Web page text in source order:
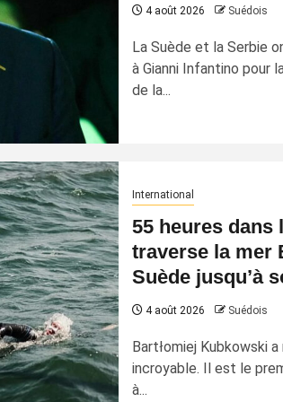
4 août 2026 Suédois
La Suède et la Serbie
à Gianni Infantino pour
de la...
International
55 heures dans
traverse la mer
Suède jusqu’à
4 août 2026 Suédois
Bartłomiej Kubkowski
incroyable. Il est le
à...